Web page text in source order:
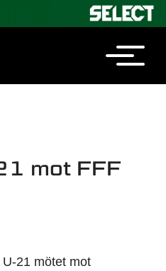
mot FFF
21 mötet mot